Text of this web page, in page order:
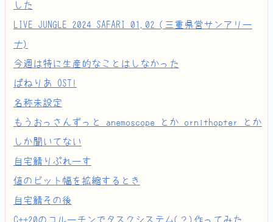
した
LIVE JUNGLE 2024 SAFARI 01,02 (三重県営サンアリー
ナ)
今週は特に生産的なことはしなかった
ぱねりあ OST!
名称未設定
もうおっさんずっと anemoscope とか ornithopter とか
しか聞いてない
自宅鯖りぷれーす
値のビット幅を拡縮するとき
自宅鯖その後
C++20のコルーチンでタスクシステム(？)作ってみた